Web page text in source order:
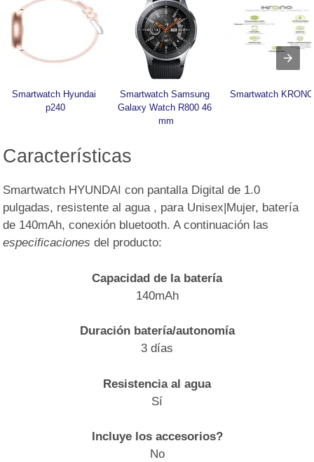
Smartwatch Hyundai
p240
Smartwatch Samsung
Galaxy Watch R800 46
mm
Smartwatch
Características
Smartwatch HYUNDAI con pantalla Digital de 1.0
pulgadas, resistente al agua , para Unisex|Mujer, batería
de 140mAh, conexión bluetooth. A continuación las
especificaciones del producto:
Capacidad de la batería
140mAh
Duración batería/autonomía
3 días
Resistencia al agua
Sí
Incluye los accesorios?
No